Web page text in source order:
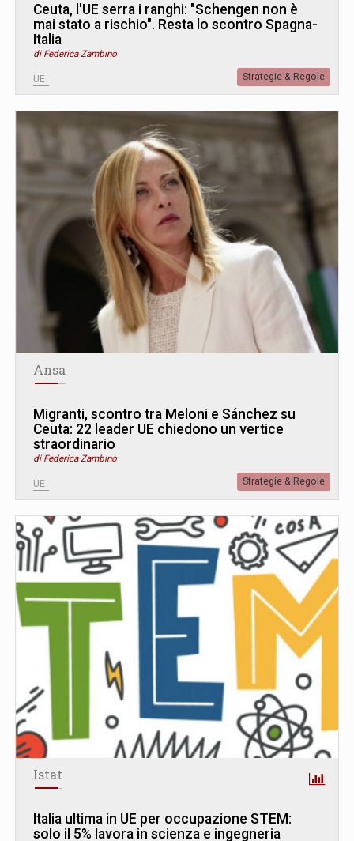
Ceuta, l'UE serra i ranghi: "Schengen non è
mai stato a rischio". Resta lo scontro Spagna-
Italia
di Federica Zambino
UE Strategie & Regole
Ansa
Migranti, scontro tra Meloni e Sánchez su
Ceuta: 22 leader UE chiedono un vertice
straordinario
di Federica Zambino
UE Strategie & Regole
Istat
Italia ultima in UE per occupazione STEM:
solo il 5% lavora in scienza e ingegneria